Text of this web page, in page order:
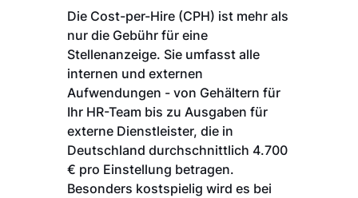
Die Cost-per-Hire (CPH) ist mehr als
nur die Gebühr für eine
Stellenanzeige. Sie umfasst alle
internen und externen
Aufwendungen - von Gehältern für
Ihr HR-Team bis zu Ausgaben für
externe Dienstleister, die in
Deutschland durchschnittlich 4.700
€ pro Einstellung betragen.
Besonders kostspielig wird es bei